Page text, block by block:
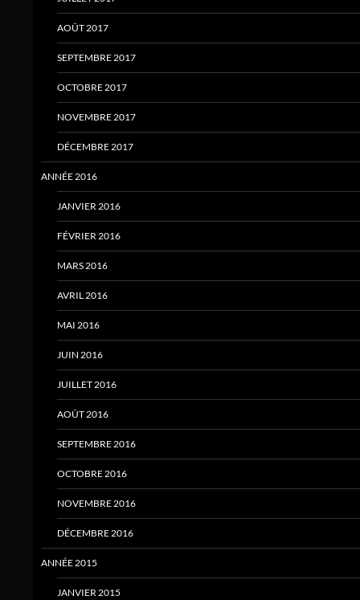
AOÛT 2017
SEPTEMBRE 2017
OCTOBRE 2017
NOVEMBRE 2017
DÉCEMBRE 2017
ANNÉE 2016
JANVIER 2016
FÉVRIER 2016
MARS 2016
AVRIL 2016
MAI 2016
JUIN 2016
JUILLET 2016
AOÛT 2016
SEPTEMBRE 2016
OCTOBRE 2016
NOVEMBRE 2016
DÉCEMBRE 2016
ANNÉE 2015
JANVIER 2015